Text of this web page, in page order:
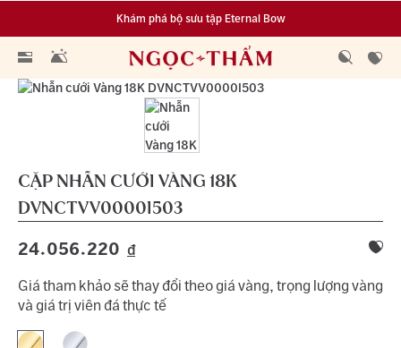
Khám phá bộ sưu tập Eternal Bow
Đa dạng lựa chọn tích luỹ từ 0.1 chỉ vàng 999.9
CẶP NHẪN CƯỚI VÀNG 18K
DVNCTVV0000I503
24.056.220 đ
Giá tham khảo sẽ thay đổi theo giá vàng, trọng lượng vàng
và giá trị viên đá thực tế